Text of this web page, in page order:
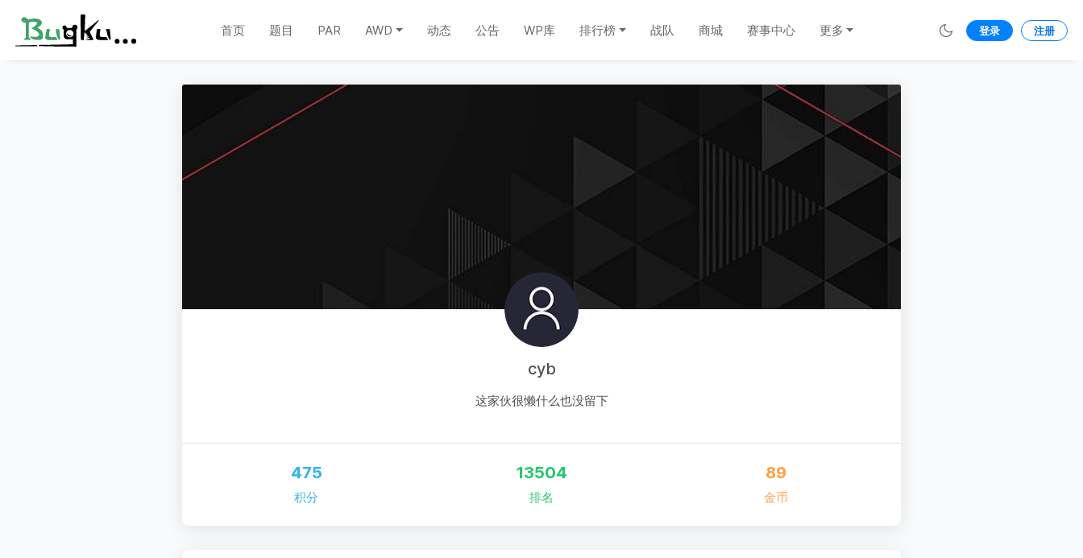
首页 题目 PAR AWD 动态 公告 WP库 排行榜 战队 商城 赛事中心 更多 登录 注册
cyb
这家伙很懒什么也没留下
475
积分
13504
排名
89
金币